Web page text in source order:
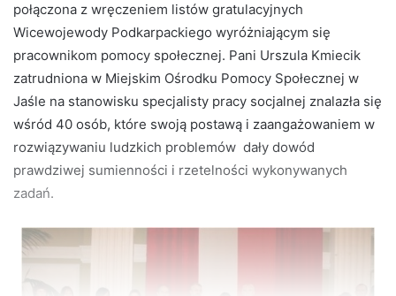
m
l
połączona z wręczeniem listów gratulacyjnych
Wicewojewody Podkarpackiego wyróżniającym się
pracownikom pomocy społecznej. Pani Urszula Kmiecik
zatrudniona w Miejskim Ośrodku Pomocy Społecznej w
Jaśle na stanowisku specjalisty pracy socjalnej znalazła się
wśród 40 osób, które swoją postawą i zaangażowaniem w
rozwiązywaniu ludzkich problemów dały dowód
prawdziwej sumienności i rzetelności wykonywanych
zadań.